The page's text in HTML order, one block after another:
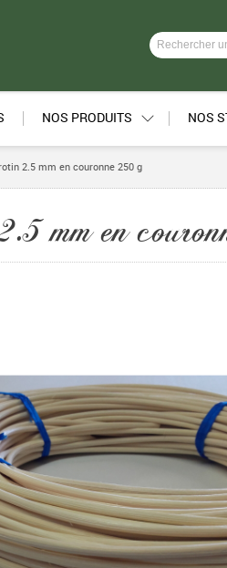
NOS PRODUITS NOS
2.5 mm en couronne 250 g
mm en